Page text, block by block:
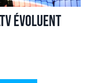
évoluent